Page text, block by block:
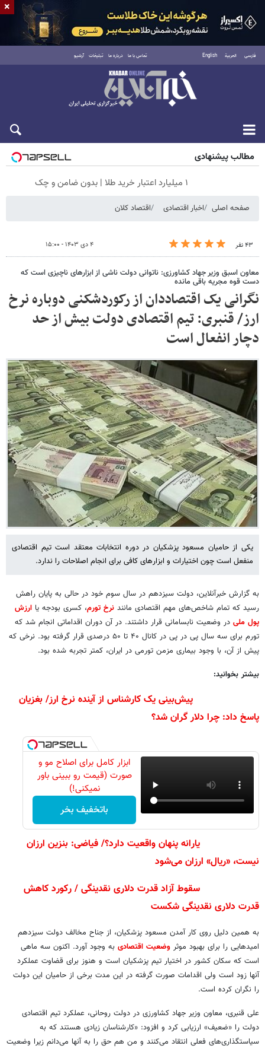
فارسی العربية English تماس با ما درباره ما تبلیغات آرشیو
جمعه ۱۶ مرداد ۱۴۰۵
مطالب پیشنهادی
۱ میلیارد اعتبار خرید طلا | بدون ضامن و چک
صفحه اصلی اخبار اقتصادی اقتصاد کلان
۴۳ نفر ۴ دی ۱۴۰۳ - ۱۵:۰۰
معاون اسبق وزیر جهاد کشاورزی: ناتوانی دولت ناشی از ابزارهای ناچیزی است که
دست قوه مجریه باقی مانده
نگرانی یک اقتصاددان از رکوردشکنی دوباره نرخ
ارز/ قنبری: تیم اقتصادی دولت بیش از حد
دچار انفعال است
یکی از حامیان مسعود پزشکیان در دوره انتخابات معتقد است تیم اقتصادی
منفعل است چون اختیارات و ابزارهای کافی برای انجام اصلاحات را ندارد.
به گزارش خبرآنلاین، دولت سیزدهم در سال سوم خود در حالی به پایان راهش
رسید که تمام شاخص‌های مهم اقتصادی مانند نرخ تورم، کسری بودجه یا ارزش
پول ملی در وضعیت نابسامانی قرار داشتند. در آن دوران اقداماتی انجام شد که
تورم برای سه سال پی در پی در کانال ۴۰ تا ۵۰ درصدی قرار گرفته بود. نرخی که
پیش از آن، با وجود بیماری مزمن تورمی در ایران، کمتر تجربه شده بود.
بیشتر بخوانید:
پیش‌بینی یک کارشناس از آینده نرخ ارز/ بغزیان
پاسخ داد: چرا دلار گران شد؟
ابزار کامل برای اصلاح مو و
صورت (قیمت رو ببینی باور
نمیکنی!)
باتخفیف بخر
یارانه پنهان واقعیت دارد؟/ فیاضی:‌ بنزین ارزان
نیست، «ریال» ارزان می‌شود
سقوط آزاد قدرت دلاری نقدینگی / رکورد کاهش
قدرت دلاری نقدینگی شکست
به همین دلیل روی کار آمدن مسعود پزشکیان، از جناح مخالف دولت سیزدهم
امیدهایی را برای بهبود موثر وضعیت اقتصادی به وجود آورد. اکنون سه ماهی
است که سکان کشور در اختیار تیم پزشکیان است و هنوز برای قضاوت عملکرد
آنها زود است ولی اقدامات صورت گرفته در این مدت برخی از حامیان این دولت
را نگران کرده است.
علی قنبری، معاون وزیر جهاد کشاورزی در دولت روحانی، عملکرد تیم اقتصادی
دولت را «ضعیف» ارزیابی کرد و افزود: «کارشناسان زیادی هستند که به
سیاستگذاری‌های فعلی انتقاد می‌کنند و من هم حق را به آنها می‌دانم زیرا وضعیت
×